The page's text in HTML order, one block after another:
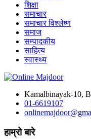
शिक्षा
समाचार
समाचार विश्लेष्ण
समाज
सम्पादकीय
साहित्य
स्वास्थ्य
Kamalbinayak-10,
01-6619107
हाम्रो बारे